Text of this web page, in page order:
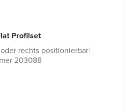
Profilset
rechts positionierbar|
203088